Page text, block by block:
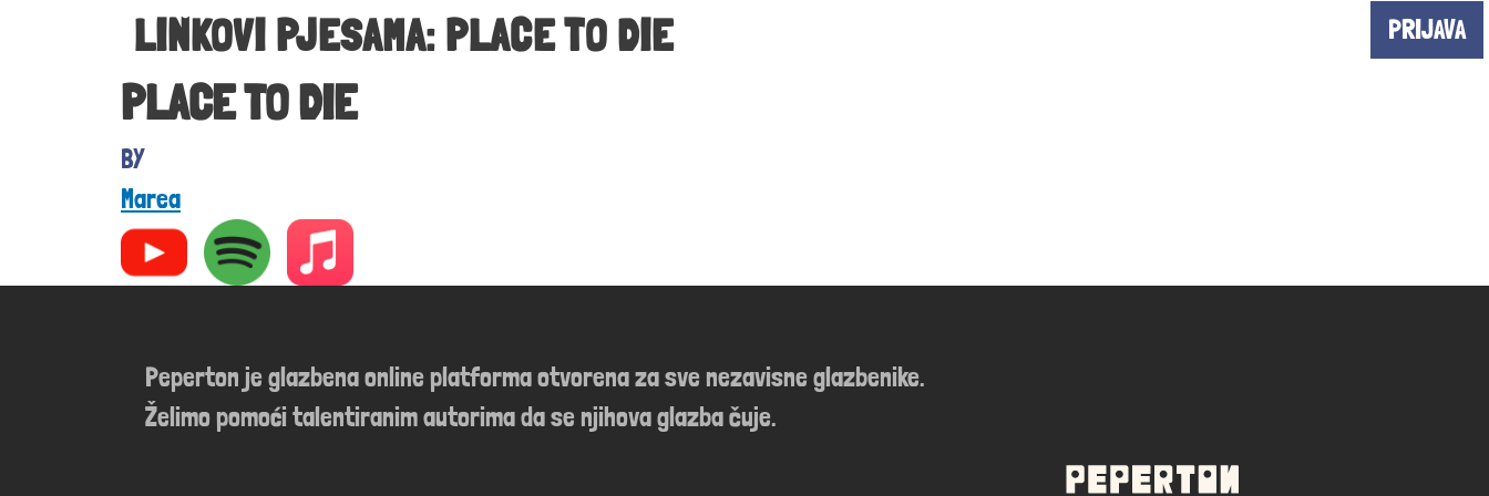
PRIJAVA
LINKOVI PJESAMA: PLACE TO DIE
PLACE TO DIE
Marea
Peperton je glazbena online platforma otvorena za sve nezavisne glazbenike.
Želimo pomoći talentiranim autorima da se njihova glazba čuje.